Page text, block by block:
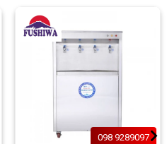
098 9289097